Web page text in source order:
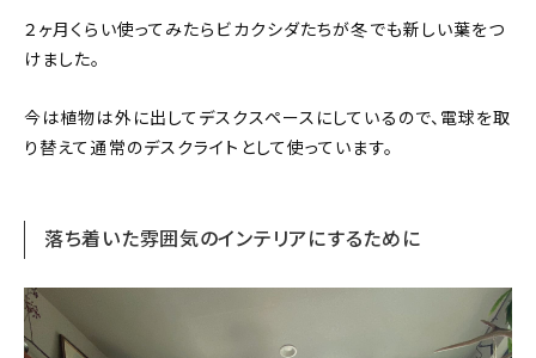
２ヶ月くらい使ってみたらビカクシダたちが冬でも新しい葉をつ
けました。
今は植物は外に出してデスクスペースにしているので、電球を取
り替えて通常のデスクライトとして使っています。
落ち着いた雰囲気のインテリアにするために